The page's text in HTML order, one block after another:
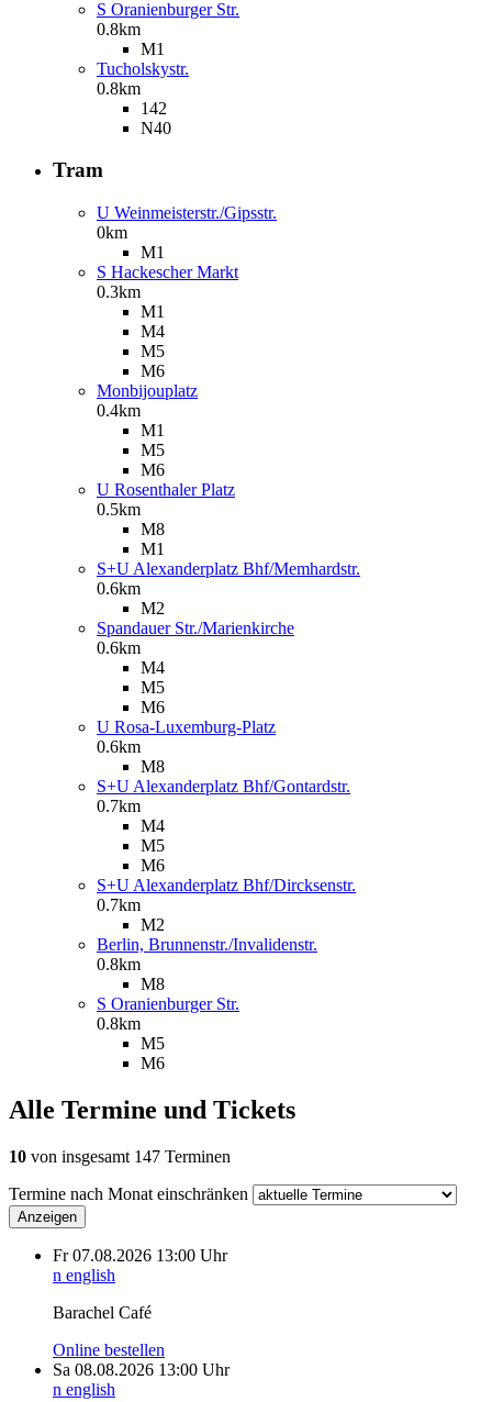
S Oranienburger Str.
0.8km
M1
Tucholskystr.
0.8km
142
N40
Tram
U Weinmeisterstr./Gipsstr.
0km
M1
S Hackescher Markt
0.3km
M1
M4
M5
M6
Monbijouplatz
0.4km
M1
M5
M6
U Rosenthaler Platz
0.5km
M8
M1
S+U Alexanderplatz Bhf/Memhardstr.
0.6km
M2
Spandauer Str./Marienkirche
0.6km
M4
M5
M6
U Rosa-Luxemburg-Platz
0.6km
M8
S+U Alexanderplatz Bhf/Gontardstr.
0.7km
M4
M5
M6
S+U Alexanderplatz Bhf/Dircksenstr.
0.7km
M2
Berlin, Brunnenstr./Invalidenstr.
0.8km
M8
S Oranienburger Str.
0.8km
M5
M6
Alle Termine und Tickets
10 von insgesamt 147 Terminen
Termine nach Monat einschränken
Anzeigen
Fr 07.08.2026 13:00 Uhr
n english
Barachel Café
Online bestellen
Sa 08.08.2026 13:00 Uhr
n english